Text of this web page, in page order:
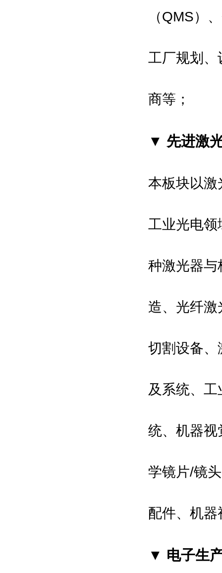
（QMS）
工厂规划、
商等；
▼ 先进激
本板块以激
工业光电领
种激光器与
造、光纤
切割设备、
及系统、
统、机器视
学镜片/镜
配件、机
▼ 电子生